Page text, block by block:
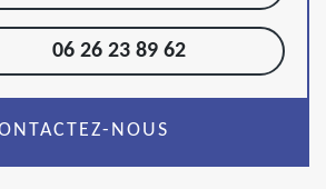
06 26 23 89 62
NOUS